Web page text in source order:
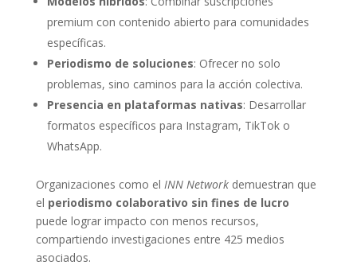
premium con contenido abierto para comunidades
específicas.
Periodismo de soluciones: Ofrecer no solo
problemas, sino caminos para la acción colectiva.
Presencia en plataformas nativas: Desarrollar
formatos específicos para Instagram, TikTok o
WhatsApp.
Organizaciones como el INN Networkdemuestran que
el periodismo colaborativo sin fines de lucro
puede lograr impacto con menos recursos,
compartiendo investigaciones entre 425 medios
asociados.